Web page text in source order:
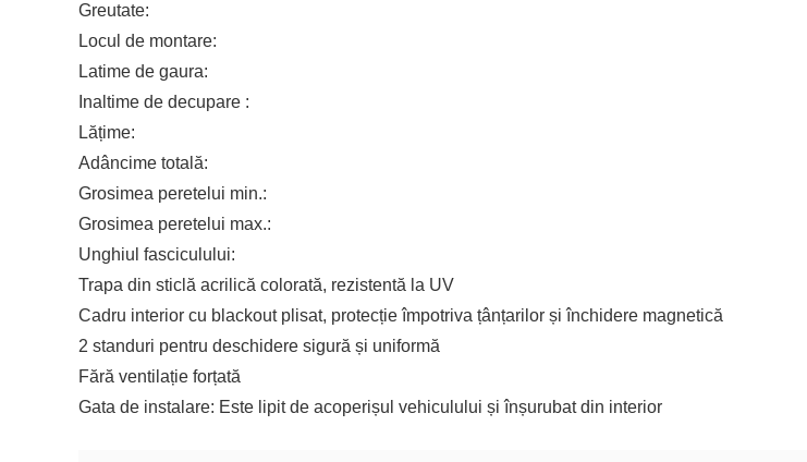
Greutate:
Locul de montare:
Latime de gaura:
Inaltime de decupare :
Lățime:
Adâncime totală:
Grosimea peretelui min.:
Grosimea peretelui max.:
Unghiul fasciculului:
Trapa din sticlă acrilică colorată, rezistentă la UV
Cadru interior cu blackout plisat, protecție împotriva țânțarilor și închidere magnetică
2 standuri pentru deschidere sigură și uniformă
Fără ventilație forțată
Gata de instalare: Este lipit de acoperișul vehiculului și înșurubat din interior